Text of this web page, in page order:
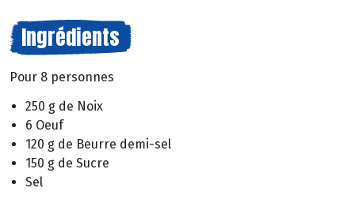
Ingrédients
Pour 8 personnes
250 g de Noix
6 Oeuf
120 g de Beurre demi-sel
150 g de Sucre
Sel